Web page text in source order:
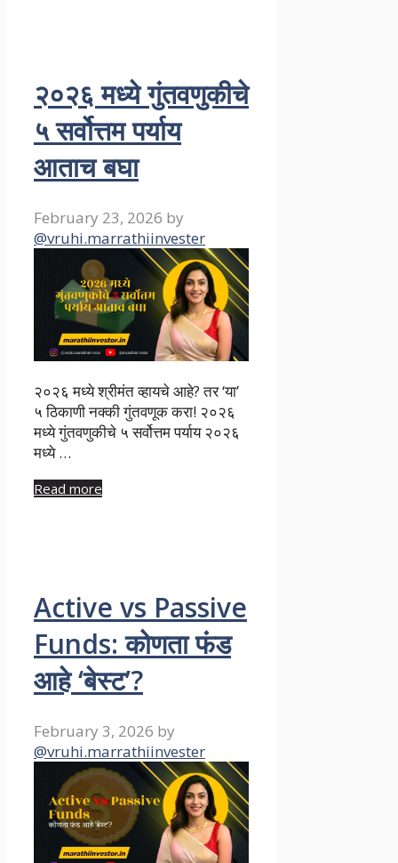
२०२६ मध्ये गुंतवणुकीचे
५ सर्वोत्तम पर्याय
आताच बघा
February 23, 2026 by
@vruhi.marrathiinvester
२०२६ मध्ये श्रीमंत व्हायचे आहे? तर ‘या’
५ ठिकाणी नक्की गुंतवणूक करा! २०२६
मध्ये गुंतवणुकीचे ५ सर्वोत्तम पर्याय २०२६
मध्ये …
Read more
Active vs Passive
Funds: कोणता फंड
आहे ‘बेस्ट’?
February 3, 2026 by
@vruhi.marrathiinvester